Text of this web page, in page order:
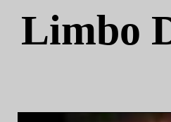
Limbo